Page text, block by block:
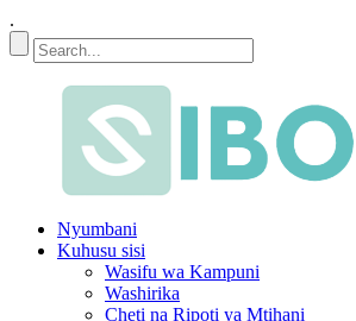
.
Nyumbani
Kuhusu sisi
Wasifu wa Kampuni
Washirika
Cheti na Ripoti ya Mtihani